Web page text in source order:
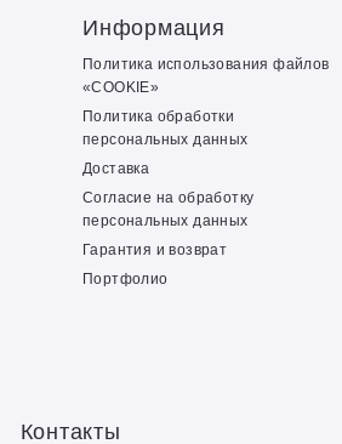
Информация
Политика использования файлов
«COOKIE»
Политика обработки
персональных данных
Доставка
Согласие на обработку
персональных данных
Гарантия и возврат
Портфолио
Контакты